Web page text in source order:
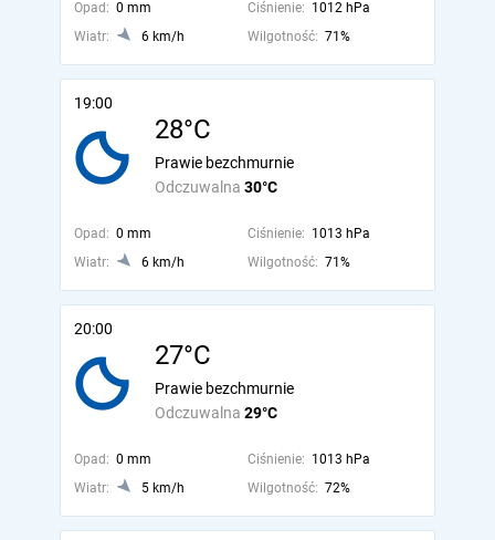
Opad: 0 mm Ciśnienie: 1012 hPa
Wiatr:
6 km/h Wilgotność: 71%
19:00
28°C
Odczuwalna 30°C
Prawie bezchmurnie
Opad: 0 mm Ciśnienie: 1013 hPa
Wiatr:
6 km/h Wilgotność: 71%
20:00
27°C
Odczuwalna 29°C
Prawie bezchmurnie
Opad: 0 mm Ciśnienie: 1013 hPa
Wiatr:
5 km/h Wilgotność: 72%